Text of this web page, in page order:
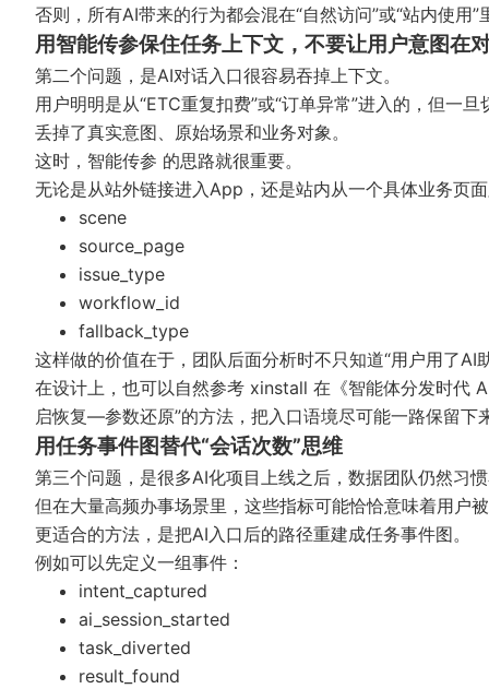
否则，所有AI带来的行为都会混在“自然访问”或“站内使用
用智能传参保住任务上下文，不要让用户意图在
第二个问题，是AI对话入口很容易吞掉上下文。
用户明明是从“ETC重复扣费”或“订单异常”进入的，但一
丢掉了真实意图、原始场景和业务对象。
这时， 智能传参 的思路就很重要。
无论是从站外链接进入App，还是站内从一个具体业务页
scene
source_page
issue_type
workflow_id
fallback_type
这样做的价值在于，团队后面分析时不只知道“用户用了AI
在设计上，也可以自然参考 xinstall 在《智能体分发时代
启恢复—参数还原”的方法，把入口语境尽可能一路保留下
用任务事件图替代“会话次数”思维
第三个问题，是很多AI化项目上线之后，数据团队仍然习
但在大量高频办事场景里，这些指标可能恰恰意味着用户
更适合的方法，是把AI入口后的路径重建成任务事件图。
例如可以先定义一组事件：
intent_captured
ai_session_started
task_diverted
result_found